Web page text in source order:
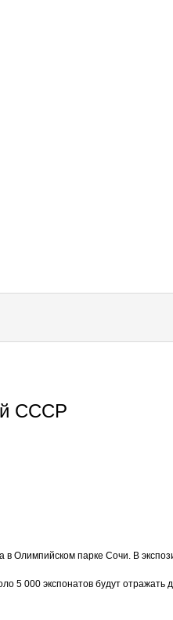
СССР
Олимпийском парке Сочи. В
5 000 экспонатов будут